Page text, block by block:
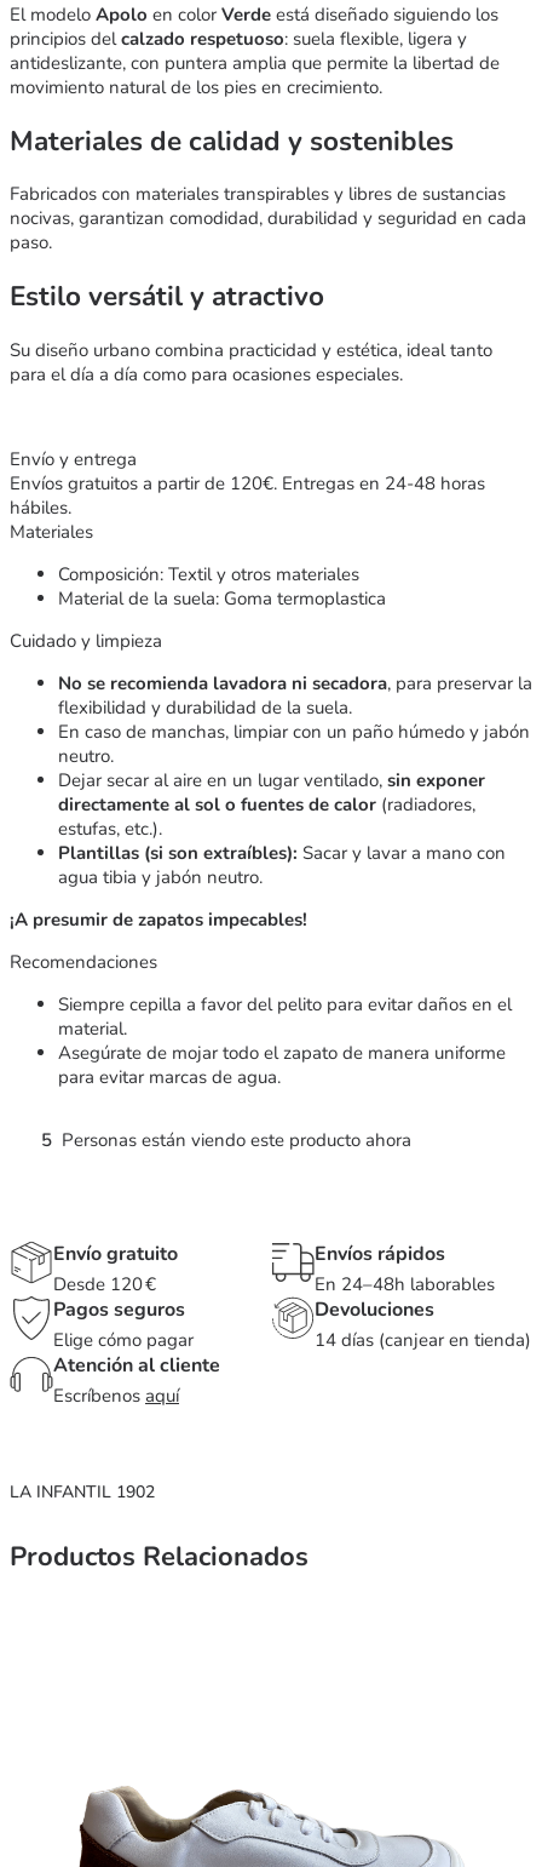
El modelo Apolo en color Verde está diseñado siguiendo los
principios delcalzado respetuoso: suela flexible, ligera y
antideslizante, con puntera amplia que permite la libertad de
movimiento natural de los pies en crecimiento.
Materiales de calidad y sostenibles
Fabricados con materiales transpirables y libres de sustancias
nocivas, garantizan comodidad, durabilidad y seguridad en cada
paso.
Estilo versátil y atractivo
Su diseño urbano combina practicidad y estética, ideal tanto
para el día a día como para ocasiones especiales.
Envío y entrega
Envíos gratuitos a partir de 120€. Entregas en 24-48 horas
hábiles.
Materiales
Composición: Textil y otros materiales
Material de la suela: Goma termoplastica
Cuidado y limpieza
No se recomienda lavadora ni secadora, para preservar la
flexibilidad y durabilidad de la suela.
En caso de manchas, limpiar con un paño húmedo y jabón
neutro.
Dejar secar al aire en un lugar ventilado, sin exponer
directamente al sol o fuentes de calor (radiadores,
estufas, etc.).
Plantillas (si son extraíbles): Sacar y lavar a mano con
agua tibia y jabón neutro.
¡A presumir de zapatos impecables!
Recomendaciones
Siempre cepilla a favor del pelito para evitar daños en el
material.
Asegúrate de mojar todo el zapato de manera uniforme
para evitar marcas de agua.
5 Personas están viendo este producto ahora
Envío gratuito
Desde 120 €
Envíos rápidos
En 24–48h laborables
Pagos seguros
Elige cómo pagar
Devoluciones
14 días (canjear en tienda)
Atención al cliente
Escríbenos aquí
LA INFANTIL 1902
Productos Relacionados